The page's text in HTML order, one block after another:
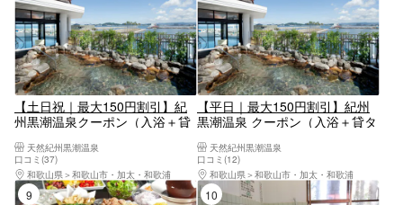
【土日祝｜最大150円割引】紀
州黒潮温泉クーポン（入浴＋貸
イスタオルのみ
天然紀州黒潮温泉
口コミ(37)
和歌山県
和歌山市・加太・和歌浦
【平日｜最大150円割引】紀州
黒潮温泉 クーポン（入浴＋貸タ
タオルのみ
天然紀州黒潮温泉
口コミ(12)
和歌山県
和歌山市・加太・和歌浦
9位 10位